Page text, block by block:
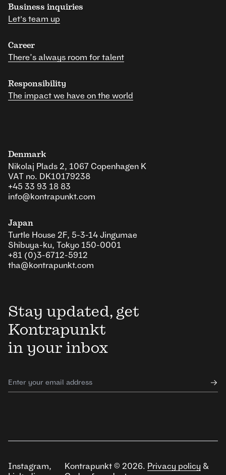
Stay updated, get
Kontrapunkt
in your inbox
Business inquiries
Let's team up
Career
There’s always room for talent
Responsibility
The impact we have on the world
Denmark
Nikolaj Plads 2, 1067 Copenhagen K
VAT no. DK10179238
+45 33 93 18 83
info@kontrapunkt.com
Japan
Turtle House 2F, 5-3-14 Jingumae
Shibuya-ku, Tokyo 150-0001
+81 (0)3-6712-5912
tha@kontrapunkt.com
Instagram,
Kontrapunkt © 2026. Privacy policy &